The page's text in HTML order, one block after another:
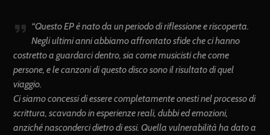
“Questo EP è nato da un periodo di riflessione e riscoperta.
Negli ultimi anni abbiamo affrontato sfide che ci hanno
costretto a guardarci dentro, sia come musicisti che come
persone, e le canzoni di questo disco sono il risultato di quel
viaggio.
Ci siamo concessi di essere completamente onesti nel processo di
scrittura, scavando in esperienze reali, dubbi ed emozioni,
anziché nasconderci dietro di essi. Quella vulnerabilità ha dato a